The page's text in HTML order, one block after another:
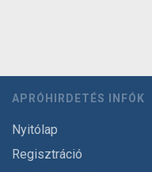
APRÓHIRDETÉS INFÓK
Nyitólap
Regisztráció